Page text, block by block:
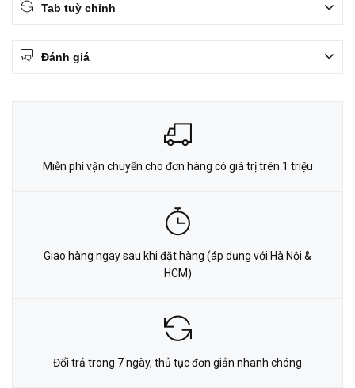
Tab tuỳ chỉnh
Đánh giá
Miễn phí vận chuyển cho đơn hàng có giá trị trên 1 triệu
Giao hàng ngay sau khi đặt hàng (áp dụng với Hà Nội &
HCM)
Đổi trả trong 7 ngày, thủ tục đơn giản nhanh chóng